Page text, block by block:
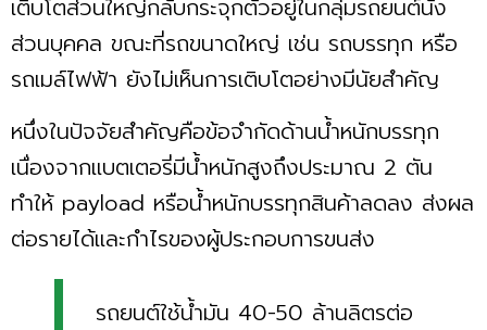
เติบโตส่วนใหญ่กลับกระจุกตัวอยู่ในกลุ่มรถยนต์นั่ง
ส่วนบุคคล ขณะที่รถขนาดใหญ่ เช่น รถบรรทุก หรือ
รถเมล์ไฟฟ้า ยังไม่เห็นการเติบโตอย่างมีนัยสำคัญ
หนึ่งในปัจจัยสำคัญคือข้อจำกัดด้านน้ำหนักบรรทุก
เนื่องจากแบตเตอรี่มีน้ำหนักสูงถึงประมาณ 2 ตัน
ทำให้ payload หรือน้ำหนักบรรทุกสินค้าลดลง ส่งผล
ต่อรายได้และกำไรของผู้ประกอบการขนส่ง
รถยนต์ใช้น้ำมัน 40-50 ล้านลิตรต่อ